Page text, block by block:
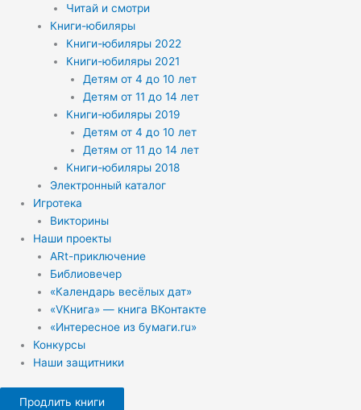
Читай и смотри
Книги-юбиляры
Книги-юбиляры 2022
Книги-юбиляры 2021
Детям от 4 до 10 лет
Детям от 11 до 14 лет
Книги-юбиляры 2019
Детям от 4 до 10 лет
Детям от 11 до 14 лет
Книги-юбиляры 2018
Электронный каталог
Игротека
Викторины
Наши проекты
ARt-приключение
Библиовечер
«Календарь весёлых дат»
«VКнига» — книга ВКонтакте
«Интересное из бумаги.ru»
Конкурсы
Наши защитники
Продлить книги